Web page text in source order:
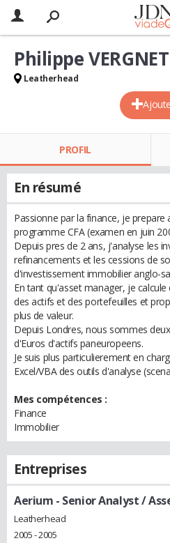
Philippe VERGNET
Leatherhead
PROFIL
En résumé
Passionne par la finance, je
programme CFA (examen en juin
Depuis pres de 2 ans, j'analyse les
refinancements et les cessions de
d'investissement immobilier anglo-
En tant qu'asset manager, je
des actifs et des portefeuilles et
plus de valeur.
Depuis Londres, nous sommes
d'Euros d'actifs paneuropeens.
Je suis plus particulierement en
Excel/VBA des outils d'analyse
Mes compétences :
Finance
Immobilier
Entreprises
Aerium - Senior Analyst /
Leatherhead
2005 - 2005